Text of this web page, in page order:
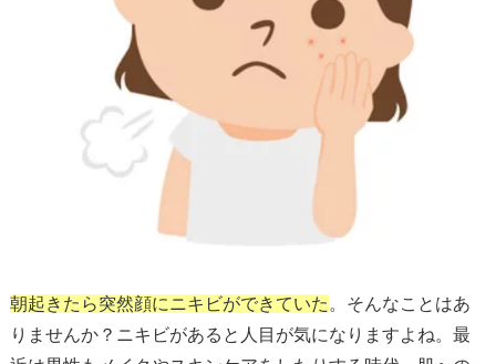
朝起きたら突然顔にニキビができていた。そんなことはあ
りませんか？ニキビがあると人目が気になりますよね。最